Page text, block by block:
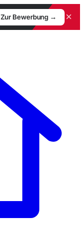
Zur Bewerbung → ×